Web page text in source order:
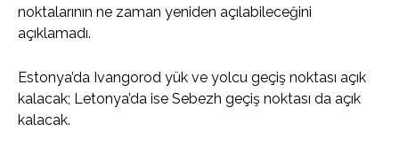
noktalarının ne zaman yeniden açılabileceğini
açıklamadı.
Estonya’da Ivangorod yük ve yolcu geçiş noktası açık
kalacak; Letonya’da ise Sebezh geçiş noktası da açık
kalacak.